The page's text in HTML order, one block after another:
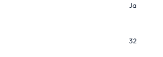
Ja
32